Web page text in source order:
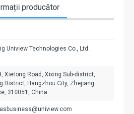
producător
Uniview Technologies Co., Ltd.
Xietong Road, Xixing Sub-district,
District, Hangzhou City, Zhejiang
310051, China